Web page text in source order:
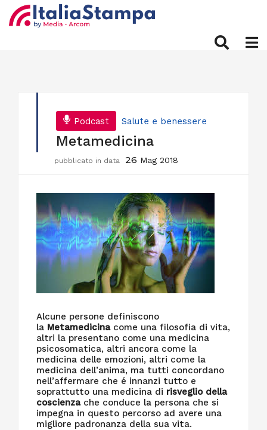
Podcast Salute e benessere
Metamedicina
pubblicato in data 26 Mag 2018
Alcune persone definiscono
la Metamedicinacome una filosofia di vita,
altri la presentano come una medicina
psicosomatica, altri ancora come la
medicina delle emozioni, altri come la
medicina dell’anima, ma tutti concordano
nell’affermare che é innanzi tutto e
soprattutto una medicina di risveglio della
coscienzache conduce la persona che si
impegna in questo percorso ad avere una
migliore padronanza della sua vita.